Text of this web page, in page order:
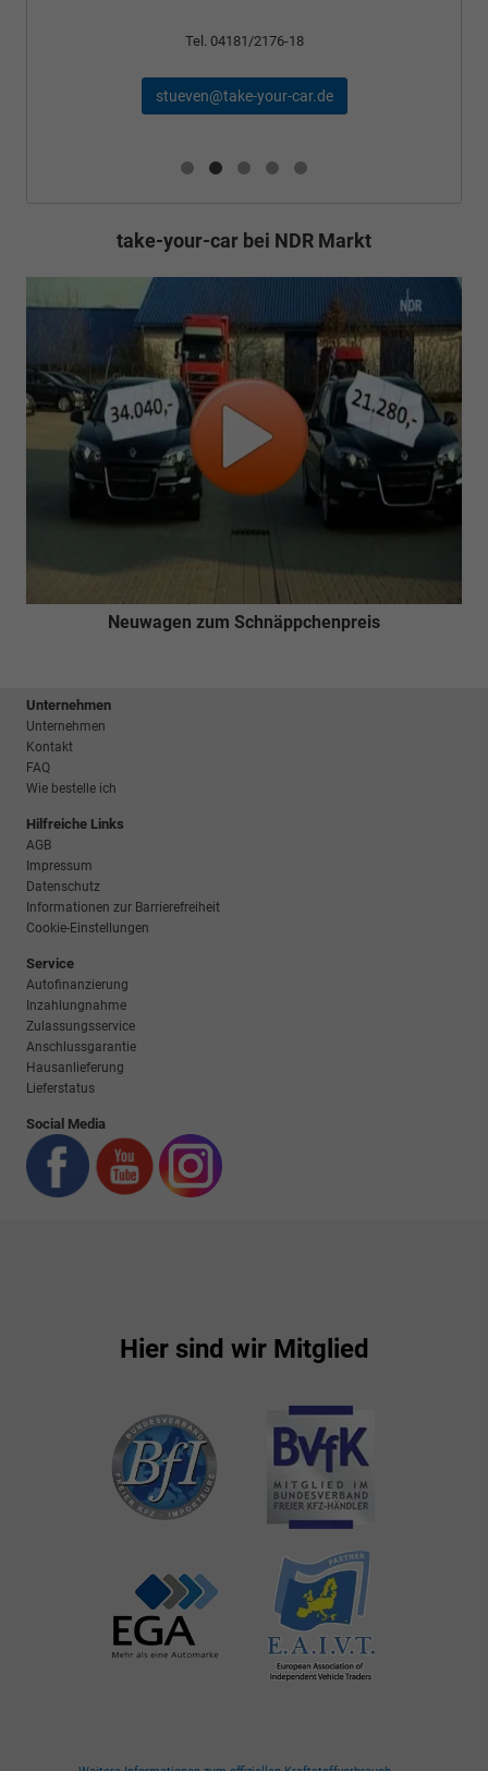
schael@take-your-car.de
take-your-car bei NDR Markt
Neuwagen zum Schnäppchenpreis
Unternehmen
Unternehmen
Kontakt
FAQ
Wie bestelle ich
Hilfreiche Links
AGB
Impressum
Datenschutz
Informationen zur Barrierefreiheit
Cookie-Einstellungen
Service
Autofinanzierung
Inzahlungnahme
Zulassungsservice
Anschlussgarantie
Hausanlieferung
Lieferstatus
Social Media
Hier sind wir Mitglied